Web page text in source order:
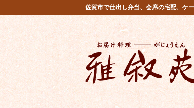
ン
テ
ツ
へ
ス
キ
佐賀市で仕出し弁当、会席の宅配、ケ